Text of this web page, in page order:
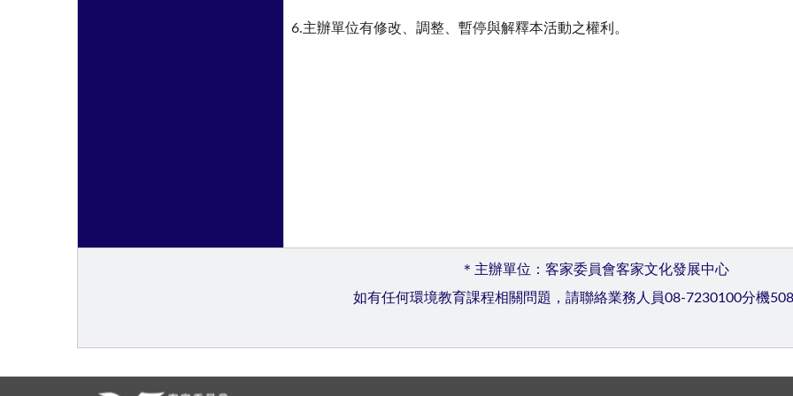
6.主辦單位有修改、調整、暫停與解釋本活動之權利。
＊主辦單位：客家委員會客家文化發展中心
如有任何環境教育課程相關問題，請聯絡業務人員08-7230100分機